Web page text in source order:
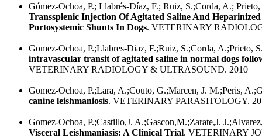
Gómez-Ochoa, P.; Llabrés-Díaz, F.; Ruiz, S.;Corda, A.;
Transsplenic Injection Of Agitated Saline And
Portosystemic Shunts In Dogs. VETERINARY
Gomez-Ochoa, P.;Llabres-Diaz, F.;Ruiz, S.;Corda, A.;Prieto,
intravascular transit of agitated saline in normal dogs
VETERINARY RADIOLOGY & ULTRASOUND. 2010
Gomez-Ochoa, P.;Lara, A.;Couto, G.;Marcen, J. M.;Peris,
canine leishmaniosis. VETERINARY PARASITOLOGY.
Gomez-Ochoa, P.;Castillo,J. A.;Gascon,M.;Zarate,J.
Visceral Leishmaniasis: A Clinical Trial. VETERINARY